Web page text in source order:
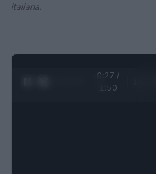
italiana.
0:28 /
1:50